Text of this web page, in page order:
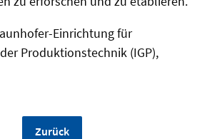
Einrichtung für
Produktionstechnik (IGP),
Zurück